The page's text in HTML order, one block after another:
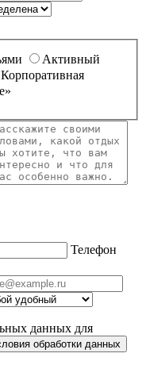
Активный
Корпоративная
Телефон
данных для
обработки данных